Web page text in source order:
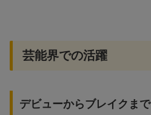
芸能界での活躍
デビューからブレイクまで